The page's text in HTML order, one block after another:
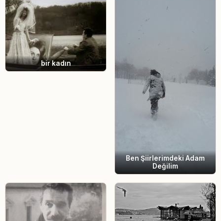
bir kadın
Ben Şiirlerimdeki Adam
Değilim